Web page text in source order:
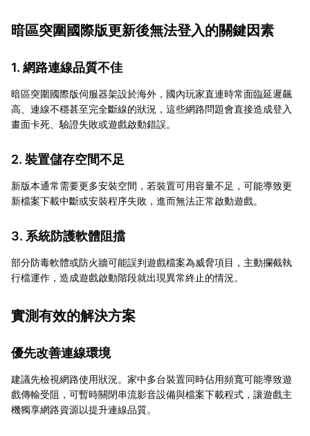
暗區突圍國際版更新後無法登入的關鍵因素
1. 網路連線品質不佳
暗區突圍國際版伺服器架設於海外，國內玩家直連時常面臨延遲飆
高、連線不穩甚至完全斷線的狀況，這些網路問題會直接造成登入
畫面卡死、驗證失敗或遊戲啟動錯誤。
2. 裝置儲存空間不足
新版本通常需要更多安裝空間，若裝置可用容量不足，可能導致更
新檔案下載中斷或安裝程序失敗，進而無法正常啟動遊戲。
3. 系統防護軟體阻擋
部分防毒軟體或防火牆可能誤判遊戲檔案為威脅項目，主動攔截執
行檔運作，造成遊戲啟動階段就出現異常終止的情況。
實測有效的解決方案
優先改善連線環境
建議先檢視網路使用狀況。家中多台裝置同時佔用頻寬可能導致遊
戲傳輸受阻，可暫時關閉串流影音設備與檔案下載程式，讓遊戲主
機獨享網路資源以提升連線品質。